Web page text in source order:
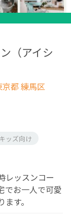
（アイシ
京都 練馬区
キッズ向け
レッスンコー
でお一人で可愛
す。